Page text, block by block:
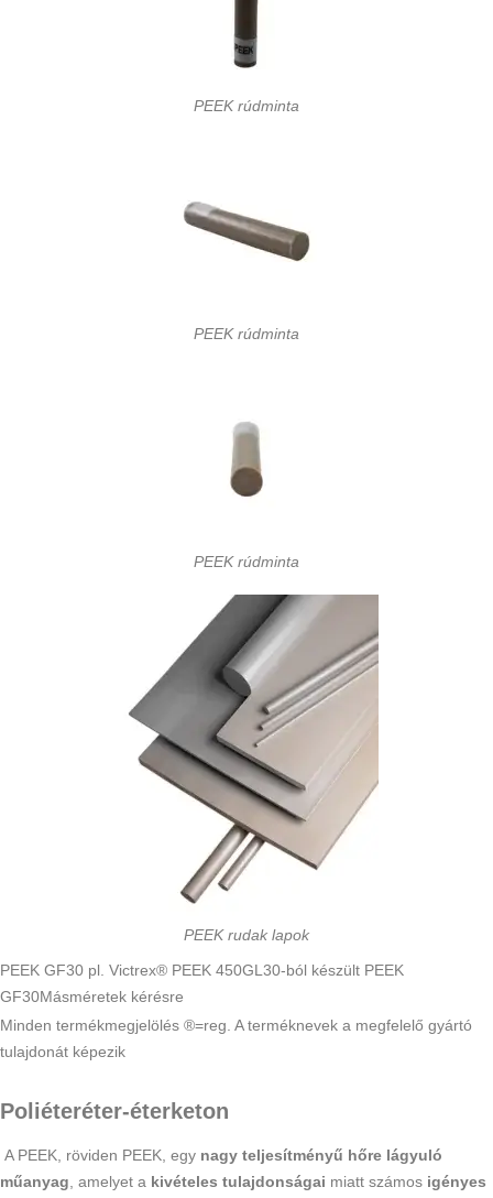
PEEK rúdminta
PEEK rúdminta
PEEK rúdminta
PEEK rudak lapok
PEEK GF30 pl. Victrex® PEEK 450GL30-ból készült PEEK
GF30Másméretek kérésre
Minden termékmegjelölés ®=reg. A terméknevek a megfelelő gyártó
tulajdonát képezik
Poliéteréter-éterketon
A PEEK, röviden PEEK, egy nagy teljesítményű hőre lágyuló
műanyag, amelyet a kivételes tulajdonságai miatt számos igényes